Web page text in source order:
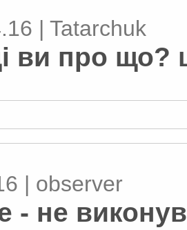
| Tatarchuk
ви про
| observеr
- не